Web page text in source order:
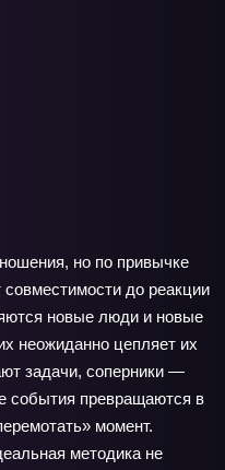
но по привычке
до реакции
новые люди и новые
неожиданно цепляет их
задачи, соперники —
события превращаются в
момент.
методика не